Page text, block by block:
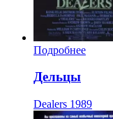
Подробнее
Дельцы
Dealers 1989